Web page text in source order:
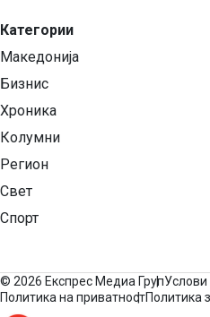
Категории
Македонија
Бизнис
Хроника
Колумни
Регион
Свет
Спорт
© 2026 Експрес Медиа Груп
Политика на приватностПолитика